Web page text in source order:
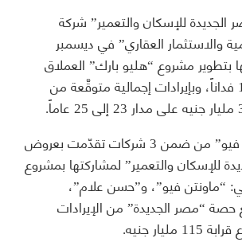
الجديدة للإسكان والتعمير” شركة
والاستثمار العقاري” في ديسمبر
بتطوير مشروع “هليو بارك” العملاق
على مساحة 1695 فداناً، وبإيرادات إجمالية متوقَّعة من
تم اختيار “ماونتن فيو” من ضمن 3 شركات تقدّمت بعروض
للإسكان والتعمير” لمشاركتها بمشروع
“ماونتن فيو”، و”حسن علام”،
حصة “مصر الجديدة” من الإيرادات
جنيه.